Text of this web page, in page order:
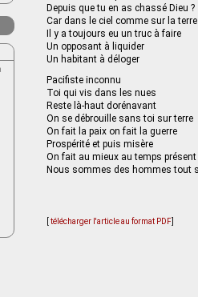
Depuis que tu en as chassé Dieu ?
Car dans le ciel comme sur la terre
Il y a toujours eu un truc à faire
Un opposant à liquider
Un habitant à déloger
Pacifiste inconnu
Toi qui vis dans les nues
Reste là-haut dorénavant
On se débrouille sans toi sur terre
On fait la paix on fait la guerre
Prospérité et puis misère
On fait au mieux au temps présent
Nous sommes des hommes tout
télécharger l'article au format PDF